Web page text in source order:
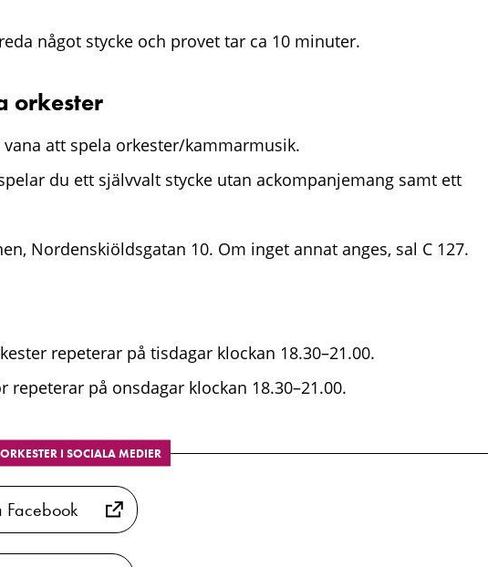
något stycke och provet tar ca 10 minuter.
orkester
att spela orkester/kammarmusik.
du ett självvalt stycke utan ackompanjemang samt ett
Nordenskiöldsgatan 10. Om inget annat anges, sal C 127.
repeterar på tisdagar klockan 18.30–21.00.
repeterar på onsdagar klockan 18.30–21.00.
I SOCIALA MEDIER
Facebook